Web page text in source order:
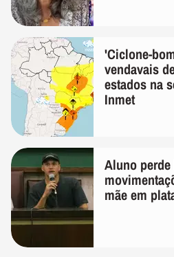
'Ciclone-
vendavais
estados na
Inmet
Aluno
mãe em